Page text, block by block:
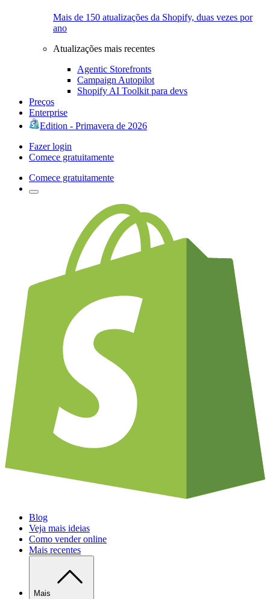
Mais de 150 atualizações da Shopify, duas vezes por
ano
Atualizações mais recentes
Agentic Storefronts
Campaign Autopilot
Shopify AI Toolkit para devs
Preços
Enterprise
Edition - Primavera de 2026
Fazer login
Comece gratuitamente
Comece gratuitamente
Blog
Veja mais ideias
Como vender online
Mais recentes
Mais